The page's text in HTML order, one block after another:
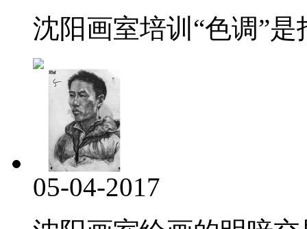
沈阳画室培训“色调”是
05-04-2017